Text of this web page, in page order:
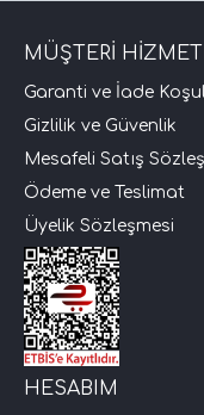
MÜŞTERİ
Garanti ve İade
Gizlilik ve Güvenlik
Mesafeli Satış
Ödeme ve Teslimat
Üyelik Sözleşmesi
HESABIM